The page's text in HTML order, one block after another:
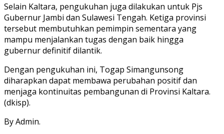
Selain Kaltara, pengukuhan juga dilakukan untuk Pjs
Gubernur Jambi dan Sulawesi Tengah. Ketiga provinsi
tersebut membutuhkan pemimpin sementara yang
mampu menjalankan tugas dengan baik hingga
gubernur definitif dilantik.
Dengan pengukuhan ini, Togap Simangunsong
diharapkan dapat membawa perubahan positif dan
menjaga kontinuitas pembangunan di Provinsi Kaltara.
(dkisp).
By Admin.